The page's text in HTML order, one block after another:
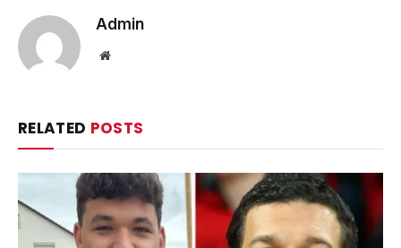
Admin
Website
RELATED POSTS